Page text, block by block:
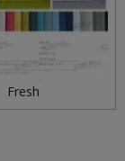
Fresh